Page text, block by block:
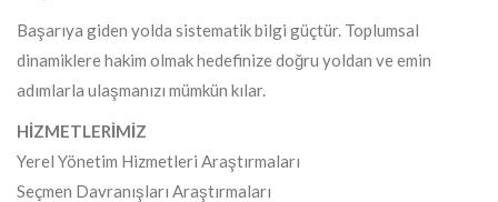
Başarıya giden yolda sistematik bilgi güçtür. Toplumsal
dinamiklere hakim olmak hedefinize doğru yoldan ve emin
adımlarla ulaşmanızı mümkün kılar.
HİZMETLERİMİZ
Yerel Yönetim Hizmetleri Araştırmaları
Seçmen Davranışları Araştırmaları